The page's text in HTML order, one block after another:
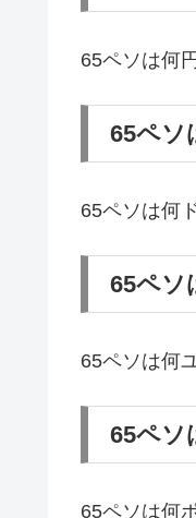
65ペソは何
65ペソ
65ペソは何
65ペソ
65ペソは何
65ペソ
65ペソは何